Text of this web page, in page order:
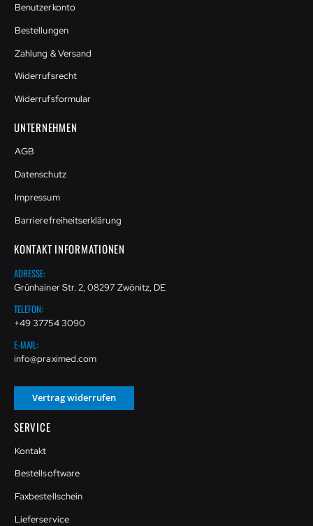
Benutzerkonto
Bestellungen
Zahlung & Versand
Widerrufsrecht
Widerrufsformular
UNTERNEHMEN
AGB
Datenschutz
Impressum
Barrierefreiheitserklärung
KONTAKT INFORMATIONEN
ADRESSE:
Grünhainer Str. 2, 08297 Zwönitz, DE
TELEFON:
+49 37754 3090
E-MAIL:
info@praximed.com
Vertrag widerrufen
SERVICE
Kontakt
Bestellsoftware
Faxbestellschein
Lieferservice